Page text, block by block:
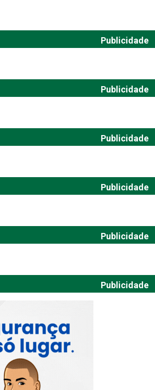
Publicidade
Publicidade
Publicidade
Publicidade
Publicidade
Publicidade